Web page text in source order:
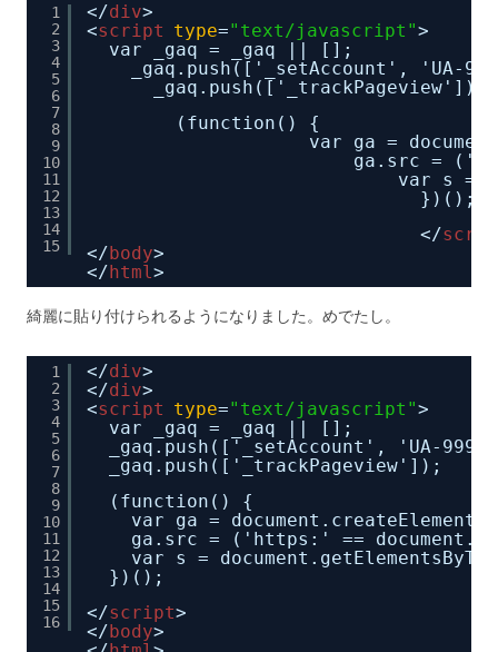
1
2
3
4
5
6
7
8
9
10
11
12
13
14
15
</div
<script type="text/javascript">
var _gaq = _gaq || [];
_gaq.push(['_setAccount', 'UA-
_gaq.push(['_trackPageview']);
(function() {
var ga =
ga.src =
var s =
})();
</
</body>
</html>
綺麗に貼り付けられるようになりました。めでたし。
1
2
3
4
5
6
7
8
9
10
11
12
13
14
15
16
</div>
</div
<script type="text/javascript">
var _gaq = _gaq || [];
_gaq.push(['_setAccount', 'UA-
_gaq.push(['_trackPageview']);
(function() {
var ga =
ga.src = ('https:' ==
var s =
})();
</script>
</body